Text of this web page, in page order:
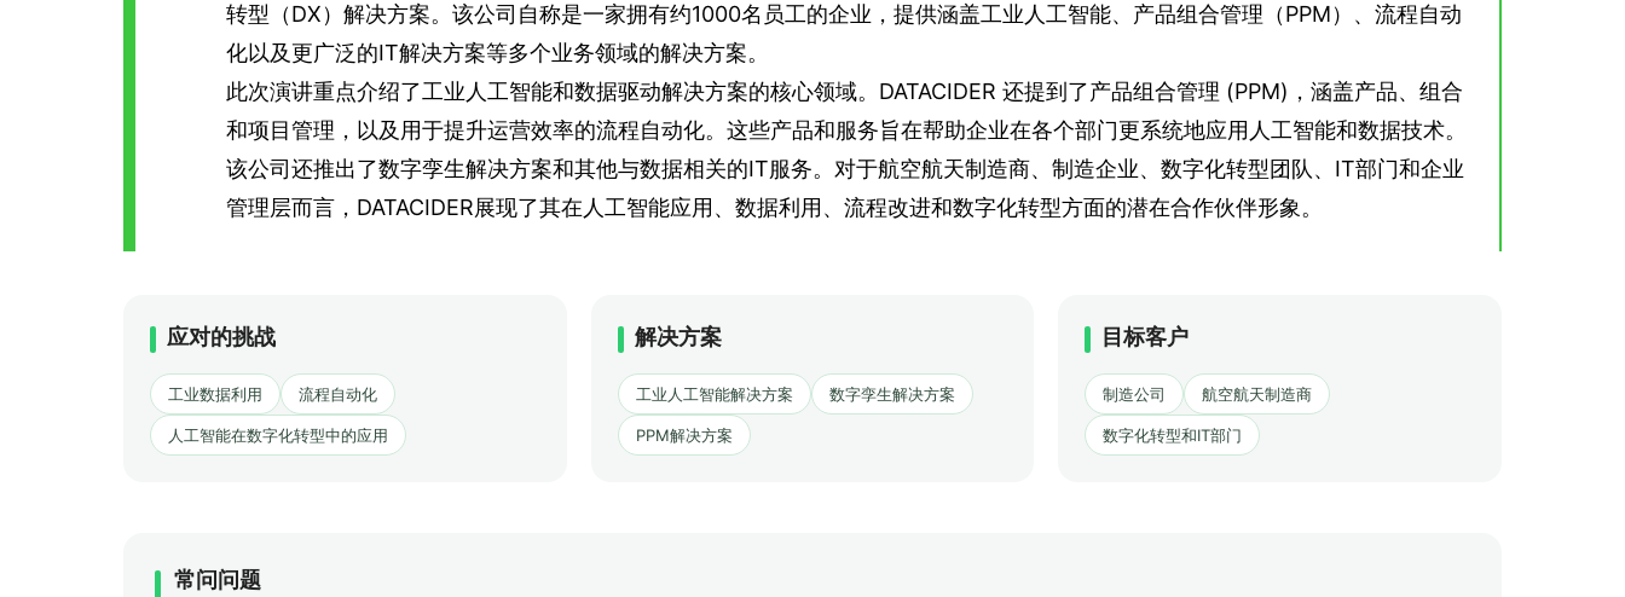
转型（DX）解决方案。该公司自称是一家拥有约1000名员工的企业，提供涵盖工业人工智能、产品组合管理（PPM）、流程自动
化以及更广泛的IT解决方案等多个业务领域的解决方案。
此次演讲重点介绍了工业人工智能和数据驱动解决方案的核心领域。DATACIDER 还提到了产品组合管理 (PPM)，涵盖产品、组合
和项目管理，以及用于提升运营效率的流程自动化。这些产品和服务旨在帮助企业在各个部门更系统地应用人工智能和数据技术。
该公司还推出了数字孪生解决方案和其他与数据相关的IT服务。对于航空航天制造商、制造企业、数字化转型团队、IT部门和企业
管理层而言，DATACIDER展现了其在人工智能应用、数据利用、流程改进和数字化转型方面的潜在合作伙伴形象。
应对的挑战
工业数据利用 流程自动化
人工智能在数字化转型中的应用
解决方案
工业人工智能解决方案 数字孪生解决方案
PPM解决方案
目标客户
制造公司 航空航天制造商
数字化转型和IT部门
常问问题